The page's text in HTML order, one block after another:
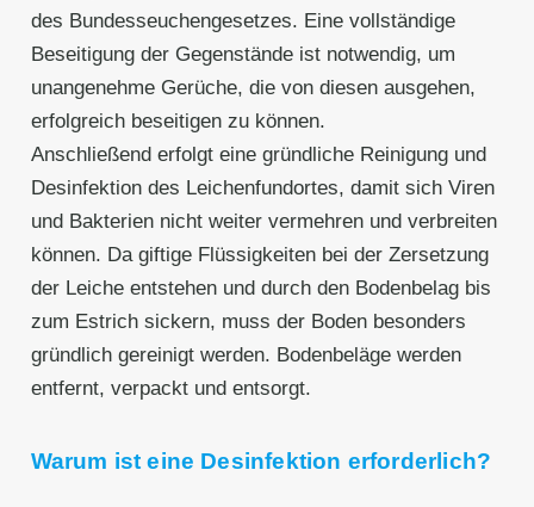
des Bundesseuchengesetzes. Eine vollständige
Beseitigung der Gegenstände ist notwendig, um
unangenehme Gerüche, die von diesen ausgehen,
erfolgreich beseitigen zu können.
Anschließend erfolgt eine gründliche Reinigung und
Desinfektion des Leichenfundortes, damit sich Viren
und Bakterien nicht weiter vermehren und verbreiten
können. Da giftige Flüssigkeiten bei der Zersetzung
der Leiche entstehen und durch den Bodenbelag bis
zum Estrich sickern, muss der Boden besonders
gründlich gereinigt werden. Bodenbeläge werden
entfernt, verpackt und entsorgt.
Warum ist eine Desinfektion erforderlich?